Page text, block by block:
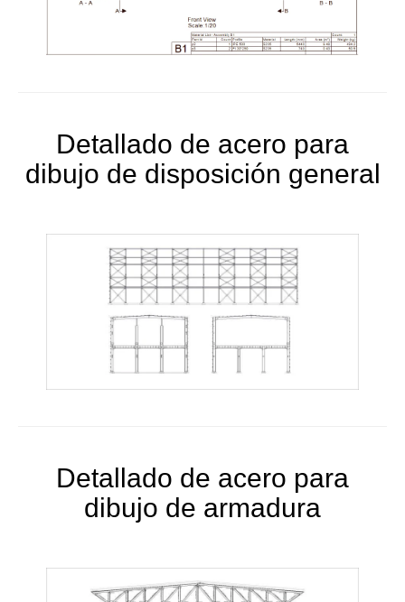
Detallado de acero para
dibujo de disposición general
Detallado de acero para
dibujo de armadura